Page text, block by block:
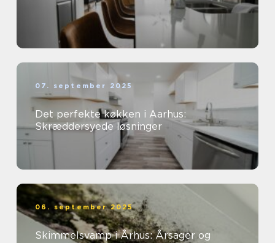
07. september 2025
Det perfekte køkken i Aarhus:
Skræddersyede løsninger
06. september 2025
Skimmelsvamp i Århus: Årsager og